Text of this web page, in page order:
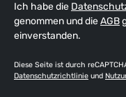
Ich habe die
genommen und dieAGB
einverstanden.
Diese Seite ist durch
Datenschutzrichtlinie und